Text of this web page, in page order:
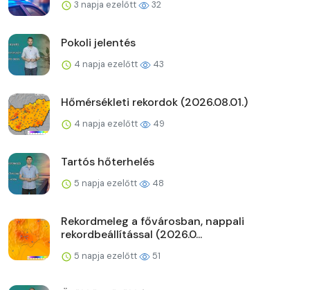
3 napja ezelőtt 32
Pokoli jelentés
4 napja ezelőtt 43
Hőmérsékleti rekordok (2026.08.01.)
4 napja ezelőtt 49
Tartós hőterhelés
5 napja ezelőtt 48
Rekordmeleg a fővárosban, nappali
rekordbeállítással (2026.0...
5 napja ezelőtt 51